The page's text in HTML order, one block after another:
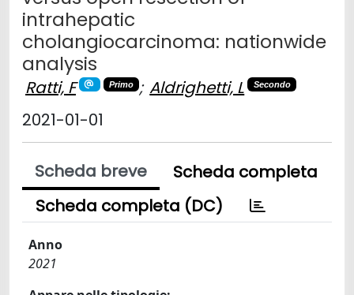
intrahepatic
cholangiocarcinoma: nationwide
analysis
Ratti, F Primo ; Aldrighetti, L Secondo
2021-01-01
Scheda breve
Scheda completa
Scheda completa (DC)
Anno
2021